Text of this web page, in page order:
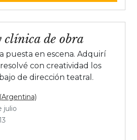
clínica de obra
puesta en escena. Adquirí
con creatividad los
de dirección teatral.
julio